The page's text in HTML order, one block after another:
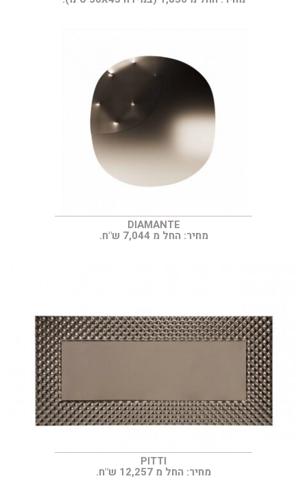
DIAMANTE
מחיר: החל מ 7,044 ש"ח.
PITTI
מחיר: החל מ 12,257 ש"ח.